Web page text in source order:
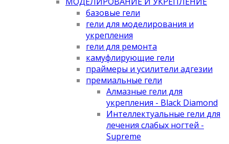
базовые гели
гели для моделирования и
укрепления
гели для ремонта
камуфлирующие гели
праймеры и усилители адгезии
премиальные гели
Алмазные гели для
укрепления - Black Diamond
Интеллектуальные гели для
лечения слабых ногтей -
Supreme